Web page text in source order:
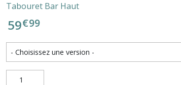
Tabouret Bar Haut
59€99